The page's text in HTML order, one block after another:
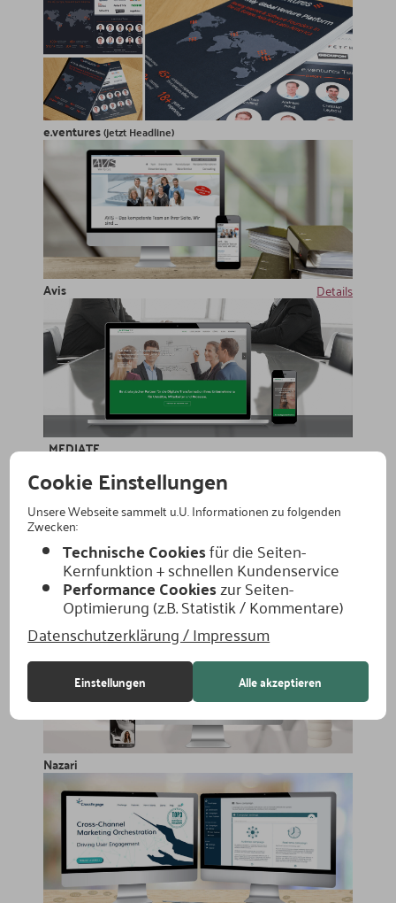
e.ventures(jetzt Headline)
Avis Details
_MEDIATE
Rhino-KFO
Nazari
Cookie Einstellungen
Unsere Webseite sammelt u.U. Informationen zu folgenden
Zwecken:
Technische Cookiesfür die Seiten-
Kernfunktion + schnellen Kundenservice
Performance Cookieszur Seiten-
Optimierung (z.B. Statistik / Kommentare)
Datenschutzerklärung / Impressum
Einstellungen Alle akzeptieren